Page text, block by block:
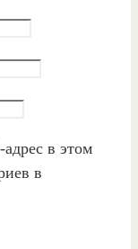
в этом
в